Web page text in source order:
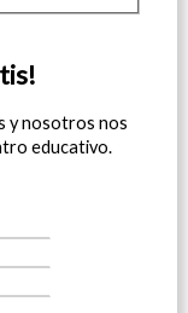
y nosotros nos
educativo.